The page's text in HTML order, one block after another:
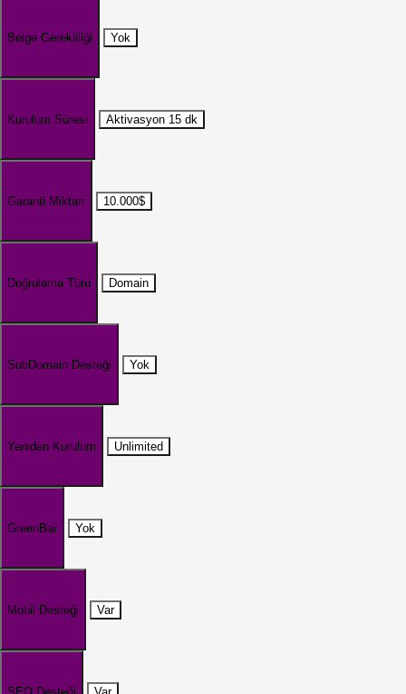
Belge Gerekliliği Yok
Kurulum Süresi Aktivasyon 15 dk
Garanti Miktarı 10.000$
Doğrulama Türü Domain
SubDomain Desteği Yok
Yeniden Kurulum Unlimited
GreenBar Yok
Mobil Desteği Var